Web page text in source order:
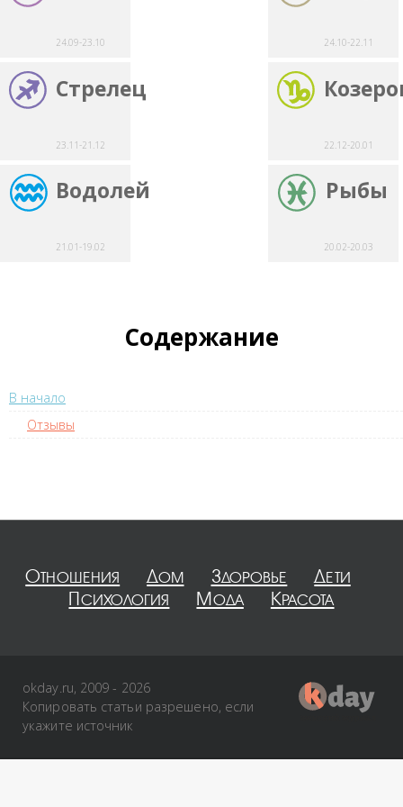
24.09-23.10 24.10-22.11
Стрелец
23.11-21.12 22.12-20.01
Водолей
21.01-19.02
Рыбы
20.02-20.03
Содержание
В начало
Отзывы
Отношения Дом Здоровье
Дети
Психология
Мода Красота
okday.ru, 2009 - 2026
Копировать статьи разрешено, если
укажите источник